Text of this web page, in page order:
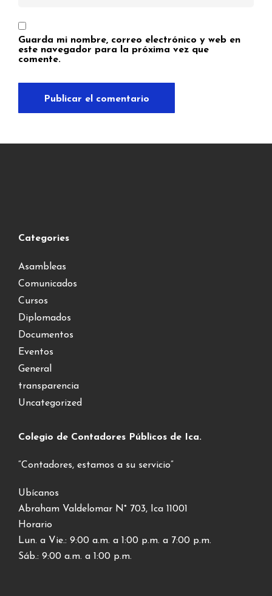
Guarda mi nombre, correo electrónico y web en
este navegador para la próxima vez que
comente.
Categories
Asambleas
Comunicados
Cursos
Diplomados
Documentos
Eventos
General
transparencia
Uncategorized
Colegio de Contadores Públicos de Ica.
“Contadores, estamos a su servicio”
Ubícanos
Abraham Valdelomar N° 703, Ica 11001
Horario
Lun. a Vie.: 9:00 a.m. a 1:00 p.m. a 7:00 p.m.
Sáb.: 9:00 a.m. a 1:00 p.m.